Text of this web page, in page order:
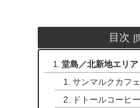
目次
堂島／北新地エリア
サンマルクカフ
ドトールコーヒ